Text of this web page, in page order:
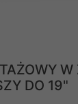
W
DO 19"